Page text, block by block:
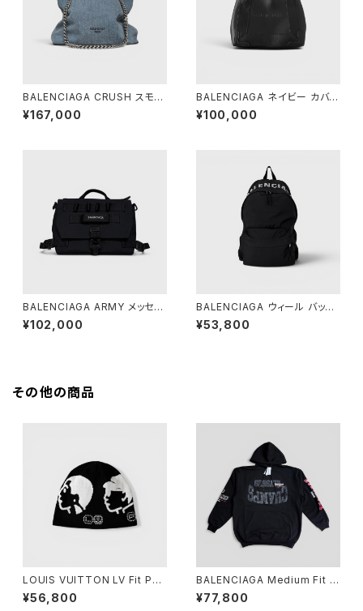
BALENCIAGA CRUSH スモー
ル トートバッグ デニム
¥167,000
BALENCIAGA ネイビー カバ X
S ブラック
¥100,000
BALENCIAGA ARMY メッセン
ジャーバッグ スモール ブラック
¥102,000
BALENCIAGA ウィール バック
パック ブラック
¥53,800
その他の商品
LOUIS VUITTON LV Fit Phri
endship Beanie Cotton Bla
ck S
¥56,800
BALENCIAGA Medium Fit H
oodie Overlayer Political
Campaign Black XS
¥77,800